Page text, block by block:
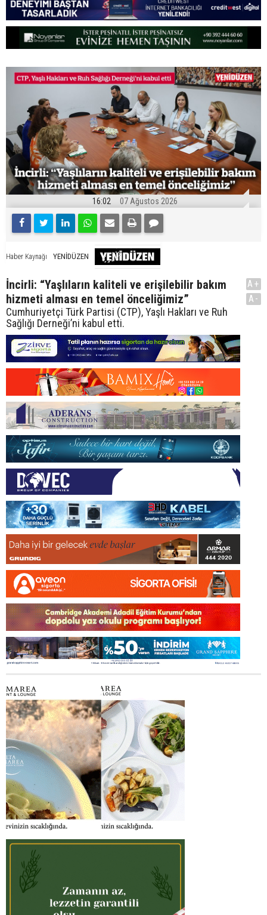
16:02 07 Ağustos 2026
Haber Kaynağı YENİDÜZEN
İncirli: “Yaşlıların kaliteli ve erişilebilir bakım
hizmeti alması en temel önceliğimiz”
Cumhuriyetçi Türk Partisi (CTP), Yaşlı Hakları ve Ruh
Sağlığı Derneği’ni kabul etti.
A+
A-